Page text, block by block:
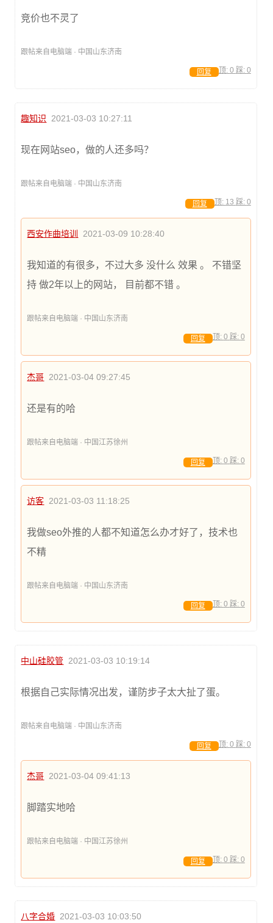
竞价也不灵了
跟帖来自电脑端 · 中国山东济南
顶: 0 踩: 0
回复
趣知识 2021-03-03 10:27:11
现在网站seo，做的人还多吗？
跟帖来自电脑端 · 中国山东济南
顶: 13 踩: 0
回复
西安作曲培训 2021-03-09 10:28:40
我知道的有很多，不过大多 没什么 效果 。 不错坚
持 做2年以上的网站， 目前都不错 。
跟帖来自电脑端 · 中国山东济南
顶: 0 踩: 0
回复
杰哥 2021-03-04 09:27:45
还是有的哈
跟帖来自电脑端 · 中国江苏徐州
顶: 0 踩: 0
回复
访客 2021-03-03 11:18:25
我做seo外推的人都不知道怎么办才好了，技术也
不精
跟帖来自电脑端 · 中国山东济南
顶: 0 踩: 0
回复
中山硅胶管 2021-03-03 10:19:14
根据自己实际情况出发，谨防步子太大扯了蛋。
跟帖来自电脑端 · 中国山东济南
顶: 0 踩: 0
回复
杰哥 2021-03-04 09:41:13
脚踏实地哈
跟帖来自电脑端 · 中国江苏徐州
顶: 0 踩: 0
回复
八字合婚 2021-03-03 10:03:50